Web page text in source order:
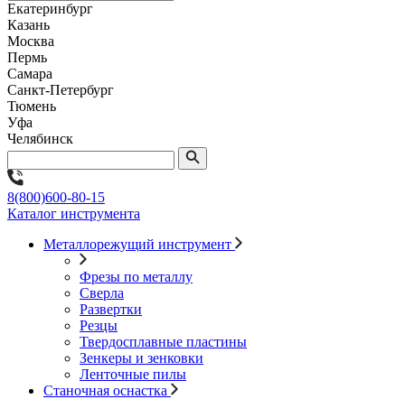
Екатеринбург
Казань
Москва
Пермь
Самара
Санкт-Петербург
Тюмень
Уфа
Челябинск
8(800)600-80-15
Каталог инструмента
Металлорежущий инструмент
Фрезы по металлу
Сверла
Развертки
Резцы
Твердосплавные пластины
Зенкеры и зенковки
Ленточные пилы
Станочная оснастка